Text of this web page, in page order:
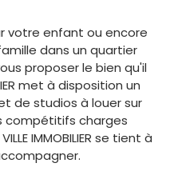
votre enfant ou encore
dans un quartier
proposer le bien qu'il
met à disposition un
de studios à louer sur
compétitifs charges
IMMOBILIER se tient à